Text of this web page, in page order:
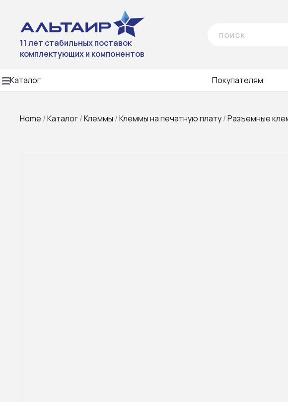
11 лет стабильных поставок
комплектующих и компонентов
Каталог Покупателям
Home /Каталог/Клеммы /Клеммы на печатную плату/Разъемные